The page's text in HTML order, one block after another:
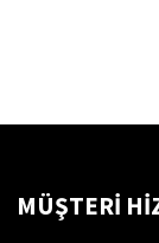
MÜŞTERİ